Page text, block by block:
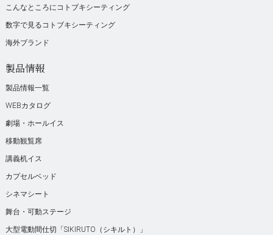
こんなところにコトブキシーティング
数字で見るコトブキシーティング
海外ブランド
製品情報
製品情報一覧
WEBカタログ
劇場・ホールイス
移動観覧席
講義机イス
カプセルベッド
シネマシート
舞台・可動ステージ
大型電動間仕切「SIKIRUTO（シキルト）」